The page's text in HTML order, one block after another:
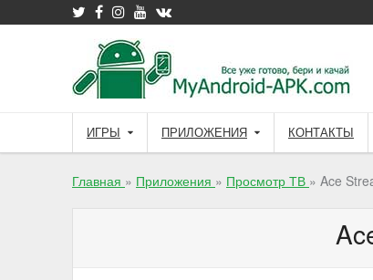
to
ИГРЫ ПРИЛОЖЕНИЯ КОНТАКТЫ
Главная » Приложения » Просмотр ТВ » Ace